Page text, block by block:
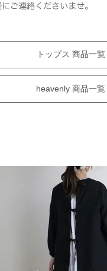
トップス 商品一覧
heavenly 商品一覧